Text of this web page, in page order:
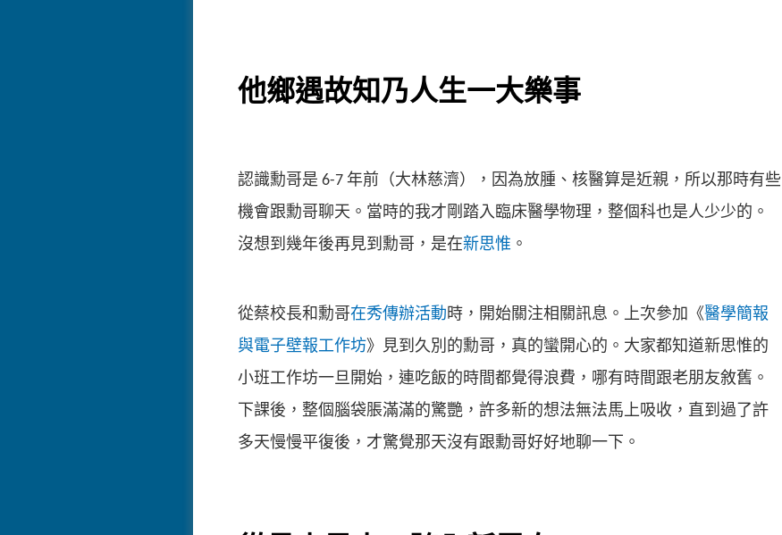
他鄉遇故知乃人生一大樂事
認識勳哥是 6-7 年前（大林慈濟），因為放腫、核醫算是近親，所以那時有些
機會跟勳哥聊天。當時的我才剛踏入臨床醫學物理，整個科也是人少少的。
沒想到幾年後再見到勳哥，是在新思惟 。
從蔡校長和勳哥在秀傳辦活動時，開始關注相關訊息。上次參加《醫學簡報
與電子壁報工作坊》見到久別的勳哥，真的蠻開心的。大家都知道新思惟的
小班工作坊一旦開始，連吃飯的時間都覺得浪費，哪有時間跟老朋友敘舊。
下課後，整個腦袋脹滿滿的驚艷，許多新的想法無法馬上吸收，直到過了許
多天慢慢平復後，才驚覺那天沒有跟勳哥好好地聊一下。